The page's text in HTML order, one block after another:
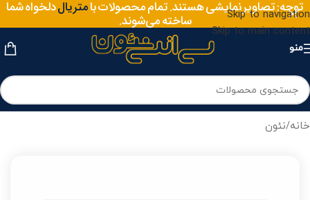
Skip to navigation
Skip to main content
توجه: تصاویر نمایشی هستند. تمام محصولات باسایزمتریال
دلخواه شما
ساخته می‌شوند.
منو
خانه/نئون